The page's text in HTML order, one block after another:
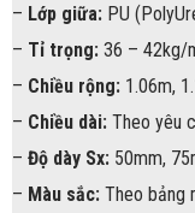
– Lớp giữa: PU
– Tỉ trọng: 36 – 42kg/
– Chiều rộng: 1.06m,
– Chiều dài: Theo yêu
– Độ dày Sx: 50mm,
– Màu sắc: Theo bảng